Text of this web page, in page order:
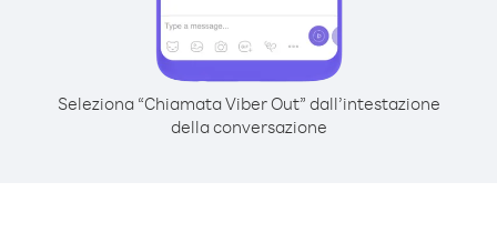
Seleziona “Chiamata Viber Out” dall’intestazione
della conversazione